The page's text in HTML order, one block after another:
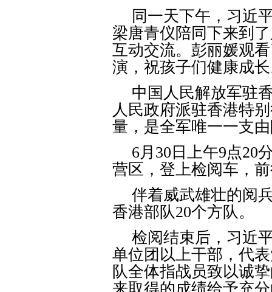
同一天下午，习近
梁唐青仪陪同下来到
互动交流。彭丽媛观
演，祝孩子们健康成
中国人民解放军驻
人民政府派驻香港特
量，是全军唯一一支
6月 30 日上午9点20
营区，登上检阅车，
伴着威武雄壮的阅
香港部队20个方队。
检阅结束后，习近
单位团以上干部，代
队全体指战员致以诚